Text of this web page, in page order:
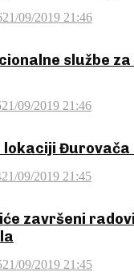
21/09/2019 21:46
službe
21/09/2019 21:46
lokaciji Đurovača
21/09/2019 21:45
završeni
21/09/2019 21:45